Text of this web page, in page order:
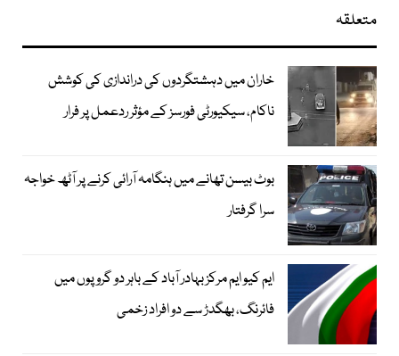
متعلقہ
خاران میں دہشتگردوں کی دراندازی کی کوشش
ناکام، سیکیورٹی فورسز کے مؤثر ردعمل پر فرار
بوٹ بیسن تھانے میں ہنگامہ آرائی کرنے پر آٹھ خواجہ
سرا گرفتار
ایم کیو ایم مرکز بہادر آباد کے باہر دو گروپوں میں
فائرنگ، بھگدڑ سے دو افراد زخمی